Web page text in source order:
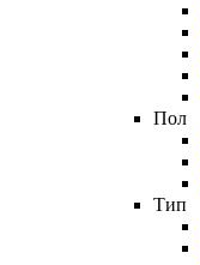
Пол
Тип